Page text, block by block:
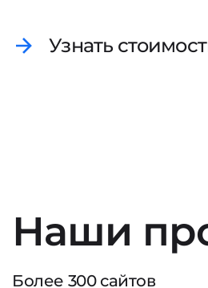
Узнать
Наши
Более 300сайтов